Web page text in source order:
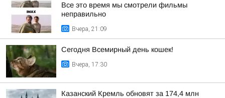
Все это время мы смотрели фильмы
неправильно
Вчера, 21:09
Сегодня Всемирный день кошек!
Вчера, 17:30
Казанский Кремль обновят за 174,4 млн